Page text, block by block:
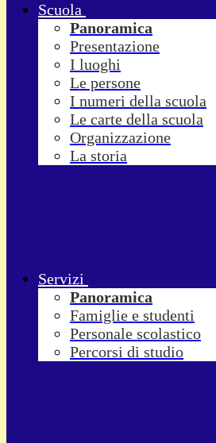
Scuola
Panoramica
Presentazione
I luoghi
Le persone
I numeri della scuola
Le carte della scuola
Organizzazione
La storia
Servizi
Panoramica
Famiglie e studenti
Personale scolastico
Percorsi di studio